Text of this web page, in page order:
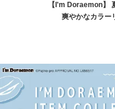
【I'm Doraemon】
爽やかなカラー